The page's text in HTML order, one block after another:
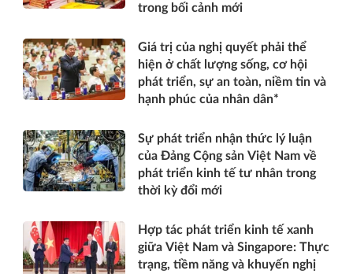
trong bối cảnh mới
Giá trị của nghị quyết phải thể
hiện ở chất lượng sống, cơ hội
phát triển, sự an toàn, niềm tin và
hạnh phúc của nhân dân*
Sự phát triển nhận thức lý luận
của Đảng Cộng sản Việt Nam về
phát triển kinh tế tư nhân trong
thời kỳ đổi mới
Hợp tác phát triển kinh tế xanh
giữa Việt Nam và Singapore: Thực
trạng, tiềm năng và khuyến nghị